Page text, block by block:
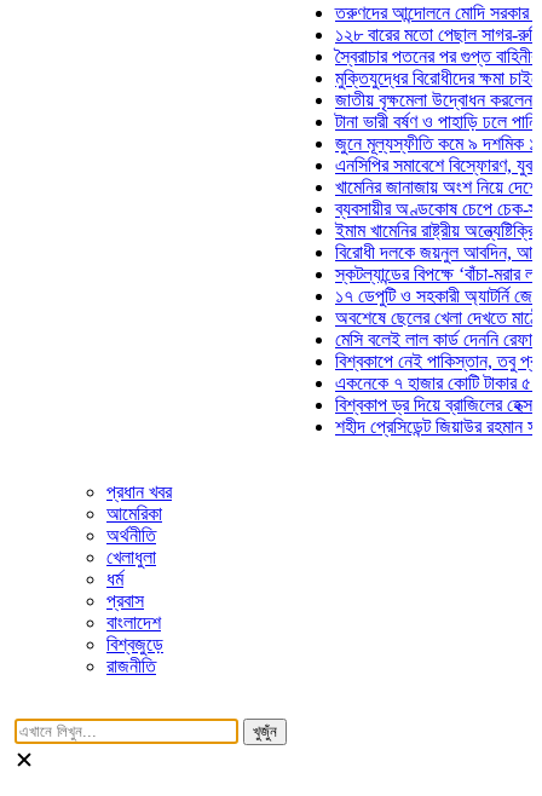
তরুণদের আন্দোলনে মোদি সরকার দুর্বল
১২৮ বারের মতো পেছাল সাগর-রুনি হত্যা
স্বৈরাচার পতনের পর গুপ্ত বাহিনীর
মুক্তিযুদ্ধের বিরোধীদের ক্ষমা চাইতে
জাতীয় বৃক্ষমেলা উদ্বোধন করলেন
টানা ভারী বর্ষণ ও পাহাড়ি ঢলে পানিবন্দি
জুনে মূল্যস্ফীতি কমে ৯ দশমিক ১৬
এনসিপির সমাবেশে বিস্ফোরণ, যুবলীগের
খামেনির জানাজায় অংশ নিয়ে দেশে
ব্যবসায়ীর অণ্ডকোষ চেপে চেক-স্ট্যাম্পে
ইমাম খামেনির রাষ্ট্রীয় অন্ত্যেষ্টিক্রিয়ায়
বিরোধী দলকে জয়নুল আবদিন, আপনারা
স্কটল্যান্ডের বিপক্ষে ‘বাঁচা-মরার
১৭ ডেপুটি ও সহকারী অ্যাটর্নি
অবশেষে ছেলের খেলা দেখতে মাঠে
মেসি বলেই লাল কার্ড দেননি রেফারি!
বিশ্বকাপে নেই পাকিস্তান, তবু প্রতিটি
একনেকে ৭ হাজার কোটি টাকার ৫
বিশ্বকাপ ড্র দিয়ে ব্রাজিলের হেক্সা মিশন
শহীদ প্রেসিডেন্ট জিয়াউর রহমান
প্রধান খবর
আমেরিকা
অর্থনীতি
খেলাধুলা
ধর্ম
প্রবাস
বাংলাদেশ
বিশ্বজুড়ে
রাজনীতি
খুজুঁন